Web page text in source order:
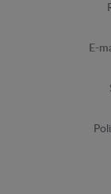
E-